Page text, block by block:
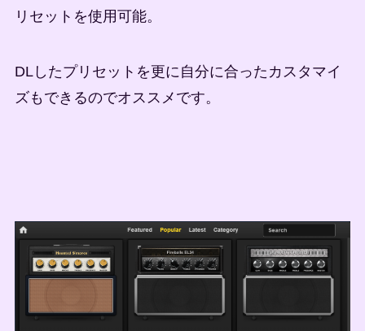
リセットを使用可能。
DLしたプリセットを更に自分に合ったカスタマイ
ズもできるのでオススメです。